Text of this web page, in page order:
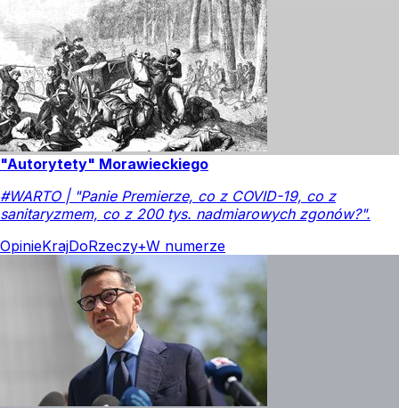
"Autorytety" Morawieckiego
#WARTO | "Panie Premierze, co z COVID-19, co z
sanitaryzmem, co z 200 tys. nadmiarowych zgonów?".
OpinieKrajDoRzeczy+W numerze